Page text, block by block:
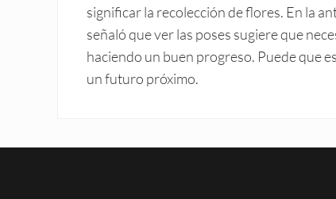
significar la recolección de flores. En la
señaló que ver las poses sugiere que
haciendo un buen progreso. Puede que
un futuro próximo.